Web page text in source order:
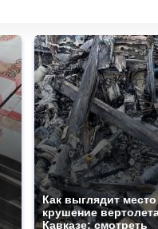
Как выглядит место
крушение
Кавказе: смотреть